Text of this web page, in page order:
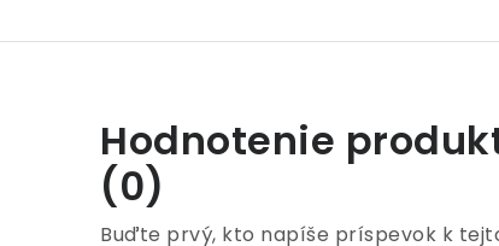
Hodnotenie
(0)
Buďte prvý, kto napíše príspevok k